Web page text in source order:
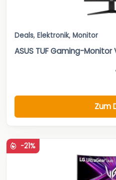
Deals, Elektronik, Monitor
ASUS TUF Gaming-Monitor
Zum
-21%